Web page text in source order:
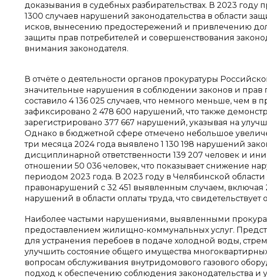
доказывания в судебных разбирательствах. В 2023 году
1300 случаев нарушений законодательства в области
исков, вынесению предостережений и привлечению
защиты прав потребителей и совершенствования
внимания законодателя.
В отчёте о деятельности органов прокуратуры
значительные нарушения в соблюдении законов и
составило 4 136 025 случаев, что немного меньше, чем
зафиксировано 2 478 600 нарушений, что также
зарегистрировано 377 667 нарушений, указывая на
Однако в бюджетной сфере отмечено небольшое
три месяца 2024 года выявлено 1 130 198 нарушений
дисциплинарной ответственности 139 207 человек и
отношении 50 036 человек, что показывает снижение
периодом 2023 года. В 2023 году в Челябинской
правонарушений с 32 451 выявленным случаем,
нарушений в области оплаты труда, что
Наиболее частыми нарушениями, выявленными
предоставлением жилищно-коммунальных услуг.
для устранения перебоев в подаче холодной воды,
улучшить состояние общего имущества
вопросам обслуживания внутридомового газового
подход к обеспечению соблюдения законодательства